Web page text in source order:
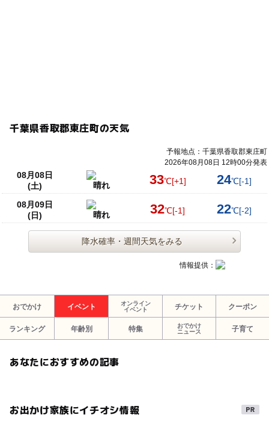
千葉県香取郡東庄町の天気
予報地点：千葉県香取郡東庄町
2026年08月08日 12時00分発表
08月08日
(土)
晴れ 33℃[+1] 24℃[-1]
08月09日
(日)
晴れ 32℃[-1] 22℃[-2]
降水確率・週間天気をみる
情報提供：
おでかけ イベント
オンライン
イベント
チケット クーポン
ランキング 年齢別 特集
おでかけ
ニュース
子育て
あなたにおすすめの記事
お出かけ家族にイチオシ情報